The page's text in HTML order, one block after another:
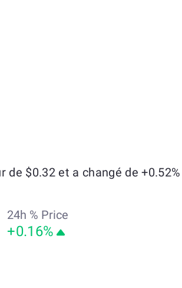
$0.32 et a changé de
24h % Price
+0.16%